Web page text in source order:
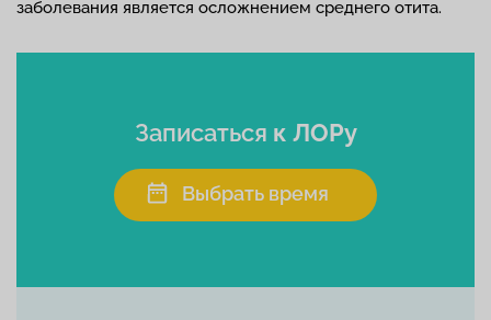
заболевания является осложнением среднего отита.
Записаться к ЛОРу
Выбрать время